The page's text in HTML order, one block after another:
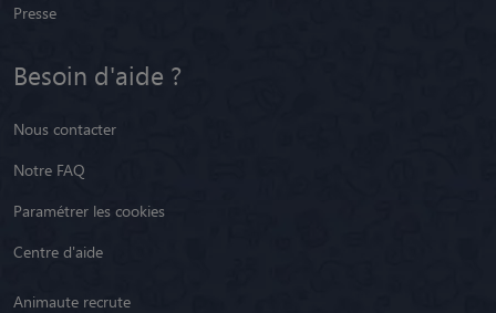
Presse
Besoin d'aide ?
Nous contacter
Notre FAQ
Paramétrer les cookies
Centre d'aide
Animaute recrute